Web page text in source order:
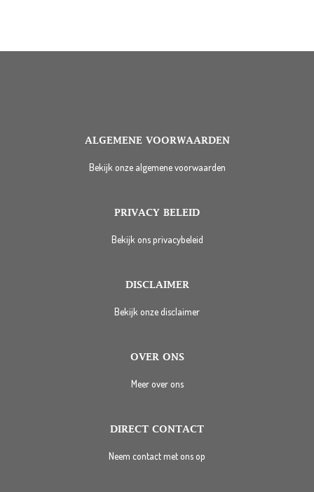
ALGEMENE VOORWAARDEN
Bekijk onze algemene voorwaarden
PRIVACY BELEID
Bekijk ons privacybeleid
DISCLAIMER
Bekijk onze disclaimer
OVER ONS
Meer over ons
DIRECT CONTACT
Neem contact met ons op